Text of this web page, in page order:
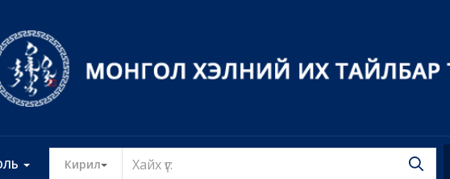
Кирил Toggle Dropdown